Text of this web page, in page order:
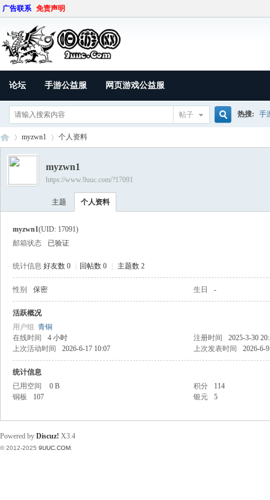
广告联系 免责声明
论坛 手游公益服 网页游戏公益服
帖子 热搜: 手
›
myzwn1 个人资料
myzwn1
https://www.9uuc.com/?17091
主题 个人资料
myzwn1(UID: 17091)
邮箱状态
已验证
统计信息 好友数 0 回帖数 0 主题数 2
性别 保密 生日 -
活跃概况
用户组 青铜
在线时间
4 小时 注册时间
2025-3-30
上次活动时间
2026-6-17 10:07 上次发表时间 2026-6-
统计信息
已用空间
0 B 积分
114
铜板
107 银元 5
Powered by Discuz! X3.4
© 2012-2025 9UUC.COM